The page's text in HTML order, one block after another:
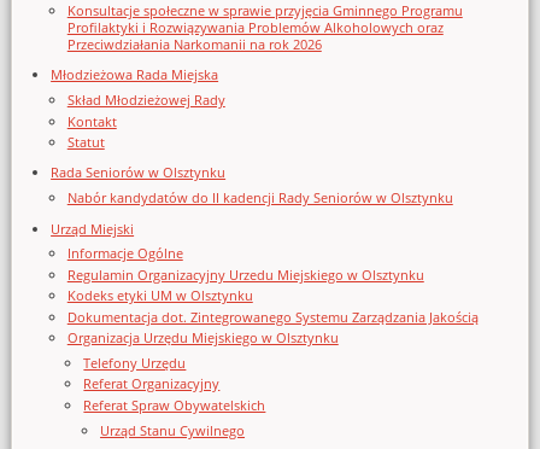
Konsultacje społeczne w sprawie przyjęcia Gminnego Programu
Profilaktyki i Rozwiązywania Problemów Alkoholowych oraz
Przeciwdziałania Narkomanii na rok 2026
Młodzieżowa Rada Miejska
Skład Młodzieżowej Rady
Kontakt
Statut
Rada Seniorów w Olsztynku
Nabór kandydatów do II kadencji Rady Seniorów w Olsztynku
Urząd Miejski
Informacje Ogólne
Regulamin Organizacyjny Urzedu Miejskiego w Olsztynku
Kodeks etyki UM w Olsztynku
Dokumentacja dot. Zintegrowanego Systemu Zarządzania Jakością
Organizacja Urzędu Miejskiego w Olsztynku
Telefony Urzędu
Referat Organizacyjny
Referat Spraw Obywatelskich
Urząd Stanu Cywilnego